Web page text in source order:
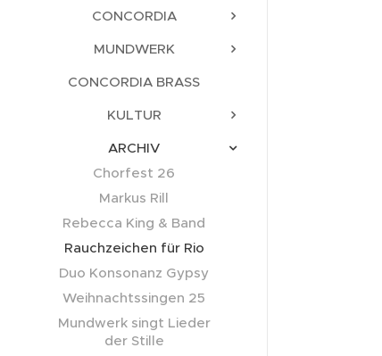
CONCORDIA
MUNDWERK
CONCORDIA BRASS
KULTUR
ARCHIV
Chorfest 26
Markus Rill
Rebecca King & Band
Rauchzeichen für Rio
Duo Konsonanz Gypsy
Weihnachtssingen 25
Mundwerk singt Lieder
der Stille